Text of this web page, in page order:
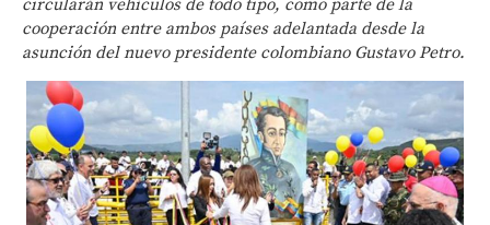
circularán vehículos de todo tipo, como parte de la
cooperación entre ambos países adelantada desde la
asunción del nuevo presidente colombiano Gustavo Petro.